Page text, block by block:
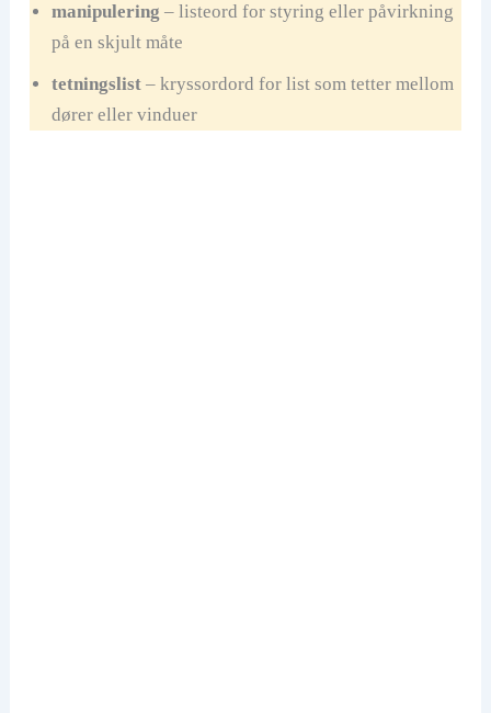
manipulering – listeord for styring eller påvirkning
på en skjult måte
tetningslist– kryssordord for list som tetter mellom
dører eller vinduer